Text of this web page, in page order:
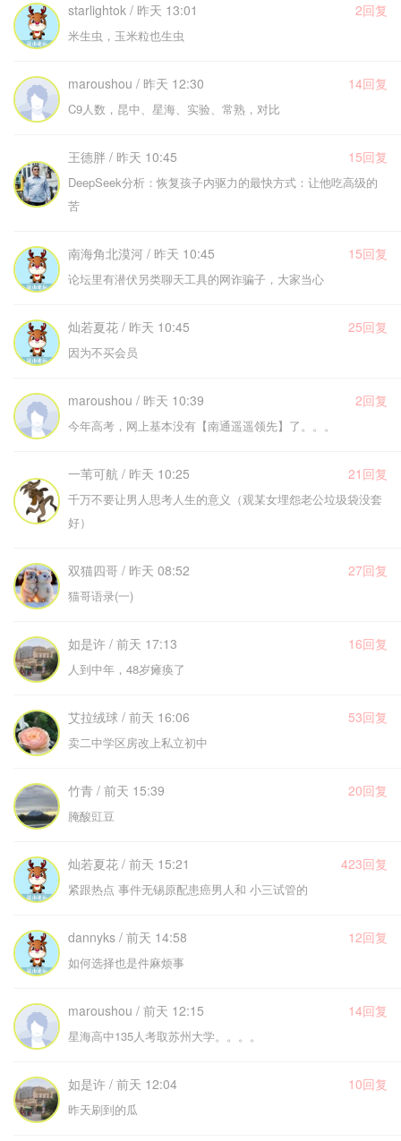
starlightok / 昨天 13:01 2回复
米生虫，玉米粒也生虫
maroushou / 昨天 12:30 14回复
C9人数，昆中、星海、实验、常熟，对比
王德胖 / 昨天 10:45 15回复
DeepSeek分析：恢复孩子内驱力的最快方式：让他吃高级的
苦
南海角北漠河 / 昨天 10:45 15回复
论坛里有潜伏另类聊天工具的网诈骗子，大家当心
灿若夏花 / 昨天 10:45 25回复
因为不买会员
maroushou / 昨天 10:39 2回复
今年高考，网上基本没有【南通遥遥领先】了。。。
一苇可航 / 昨天 10:25 21回复
千万不要让男人思考人生的意义（观某女埋怨老公垃圾袋没套
好）
双猫四哥 / 昨天 08:52 27回复
猫哥语录(一)
如是许 / 前天 17:13 16回复
人到中年，48岁瘫痪了
艾拉绒球 / 前天 16:06 53回复
卖二中学区房改上私立初中
竹青 / 前天 15:39 20回复
腌酸豇豆
灿若夏花 / 前天 15:21 423回复
紧跟热点 事件无锡原配患癌男人和 小三试管的
dannyks / 前天 14:58 12回复
如何选择也是件麻烦事
maroushou / 前天 12:15 14回复
星海高中135人考取苏州大学。。。。
如是许 / 前天 12:04 10回复
昨天刷到的瓜